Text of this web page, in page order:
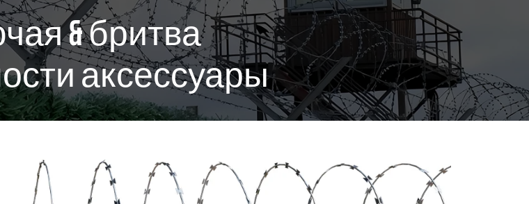
Аэропорт Заборы
Оборонительные
барьеры
Заборы
безопасности
мастерской
& бритва
аксессуары